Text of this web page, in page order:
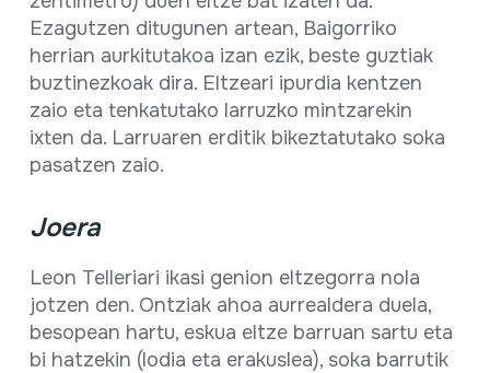
Ezagutzen ditugunen artean, Baigorriko
herrian aurkitutakoa izan ezik, beste guztiak
buztinezkoak dira. Eltzeari ipurdia kentzen
zaio eta tenkatutako larruzko mintzarekin
ixten da. Larruaren erditik bikeztatutako soka
pasatzen zaio.
Joera
Leon Telleriari ikasi genion eltzegorra nola
jotzen den. Ontziak ahoa aurrealdera duela,
besopean hartu, eskua eltze barruan sartu eta
bi hatzekin (lodia eta erakuslea), soka barrutik